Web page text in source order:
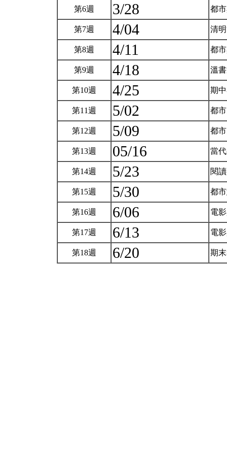
第6週 3/28 都
第7週 4/04 清
第8週 4/11 都
第9週 4/18 溫
第10週 4/25 期
第11週 5/02 都
第12週 5/09 都
第13週 05/16 當
第14週 5/23 閱
第15週 5/30 都
第16週 6/06 電
第17週 6/13 電
第18週 6/20 期